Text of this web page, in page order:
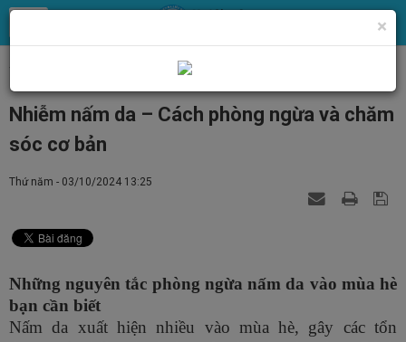
Các bệnh lý về da
Nhiễm nấm da – Cách phòng ngừa và chăm
sóc cơ bản
Thứ năm - 03/10/2024 13:25
Những nguyên tắc phòng ngừa nấm da vào mùa hè
bạn cần biết
Nấm da xuất hiện nhiều vào mùa hè, gây các tổn
×